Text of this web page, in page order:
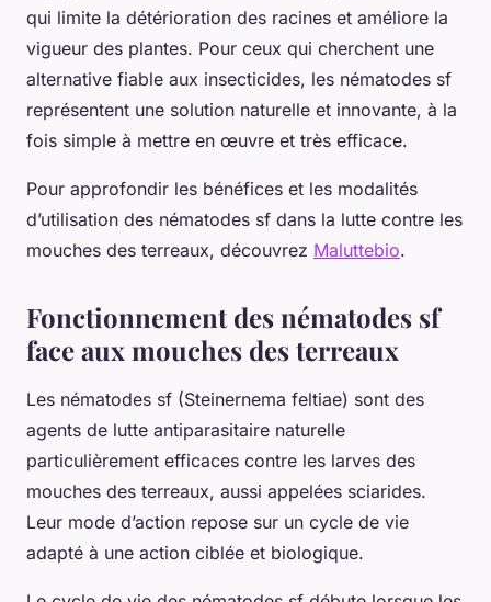
qui limite la détérioration des racines et améliore la
vigueur des plantes. Pour ceux qui cherchent une
alternative fiable aux insecticides, les nématodes sf
représentent une solution naturelle et innovante, à la
fois simple à mettre en œuvre et très efficace.
Pour approfondir les bénéfices et les modalités
d’utilisation des nématodes sf dans la lutte contre les
mouches des terreaux, découvrez Maluttebio.
Fonctionnement des nématodes sf
face aux mouches des terreaux
Les nématodes sf (Steinernema feltiae) sont des
agents de lutte antiparasitaire naturelle
particulièrement efficaces contre les larves des
mouches des terreaux, aussi appelées sciarides.
Leur mode d’action repose sur un cycle de vie
adapté à une action ciblée et biologique.